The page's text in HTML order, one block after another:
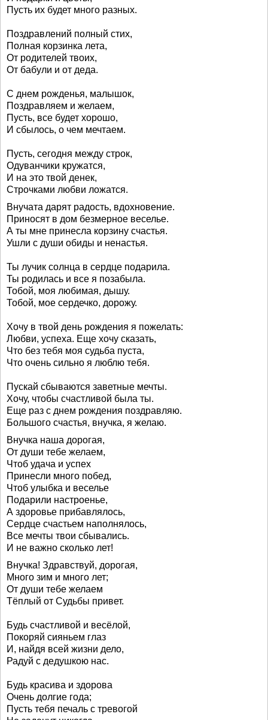
Пусть их будет много разных.
Поздравлений полный стих,
Полная корзинка лета,
От родителей твоих,
От бабули и от деда.
С днем рожденья, малышок,
Поздравляем и желаем,
Пусть, все будет хорошо,
И сбылось, о чем мечтаем.
Пусть, сегодня между строк,
Одуванчики кружатся,
И на это твой денек,
Строчками любви ложатся.
Внучата дарят радость, вдохновение.
Приносят в дом безмерное веселье.
А ты мне принесла корзину счастья.
Ушли с души обиды и ненастья.
Ты лучик солнца в сердце подарила.
Ты родилась и все я позабыла.
Тобой, моя любимая, дышу.
Тобой, мое сердечко, дорожу.
Хочу в твой день рождения я пожелать:
Любви, успеха. Еще хочу сказать,
Что без тебя моя судьба пуста,
Что очень сильно я люблю тебя.
Пускай сбываются заветные мечты.
Хочу, чтобы счастливой была ты.
Еще раз с днем рождения поздравляю.
Большого счастья, внучка, я желаю.
Внучка наша дорогая,
От души тебе желаем,
Чтоб удача и успех
Принесли много побед,
Чтоб улыбка и веселье
Подарили настроенье,
А здоровье прибавлялось,
Сердце счастьем наполнялось,
Все мечты твои сбывались.
И не важно сколько лет!
Внучка! Здравствуй, дорогая,
Много зим и много лет;
От души тебе желаем
Тёплый от Судьбы привет.
Будь счастливой и весёлой,
Покоряй сияньем глаз
И, найдя всей жизни дело,
Радуй с дедушкою нас.
Будь красива и здорова
Очень долгие года;
Пусть тебя печаль с тревогой